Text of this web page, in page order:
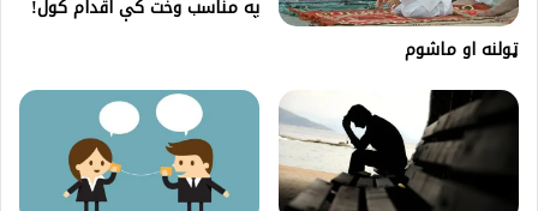
په مناسب وخت کې اقدام کول!